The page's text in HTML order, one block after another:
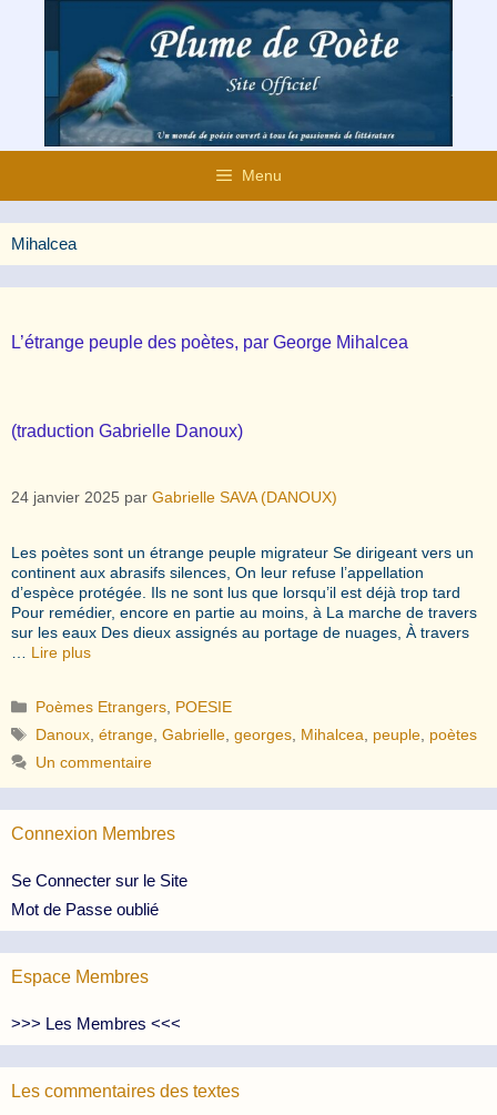
contenu
Menu
Mihalcea
L’étrange peuple des poètes, par George Mihalcea
(traduction Gabrielle Danoux)
24 janvier 2025 par Gabrielle SAVA (DANOUX)
Les poètes sont un étrange peuple migrateur Se dirigeant vers un
continent aux abrasifs silences, On leur refuse l’appellation
d’espèce protégée. Ils ne sont lus que lorsqu’il est déjà trop tard
Pour remédier, encore en partie au moins, à La marche de travers
sur les eaux Des dieux assignés au portage de nuages, À travers
Lire plus
Catégories
Poèmes Etrangers POESIE
Étiquettes
Danoux ,étrange ,Gabrielle ,georges Mihalcea peuple poètes
Un commentaire
Connexion Membres
Se Connecter sur le Site
Mot de Passe oublié
Espace Membres
>>> Les Membres <<<
Les commentaires des textes